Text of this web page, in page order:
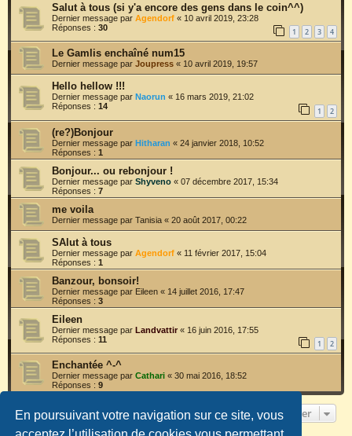
En poursuivant votre navigation sur ce site, vous
Salut à tous (si y'a encore des gens dans le coin^^)
Dernier message par Agendorf « 10 avril 2019, 23:28
Réponses : 30 1 2 3 4
Le Gamlis enchaîné num15
Dernier message par Joupress « 10 avril 2019, 19:57
Hello hellow !!!
Dernier message par Naorun « 16 mars 2019, 21:02
Réponses : 14 1 2
(re?)Bonjour
Dernier message par Hitharan « 24 janvier 2018, 10:52
Réponses : 1
Bonjour... ou rebonjour !
Dernier message par Shyveno « 07 décembre 2017, 15:34
Réponses : 7
me voila
Dernier message par Tanisia « 20 août 2017, 00:22
SAlut à tous
Dernier message par Agendorf « 11 février 2017, 15:04
Réponses : 1
Banzour, bonsoir!
Dernier message par Eileen « 14 juillet 2016, 17:47
Réponses : 3
Eileen
Dernier message par Landvattir « 16 juin 2016, 17:55
Réponses : 11 1 2
Enchantée ^-^
Dernier message par Cathari « 30 mai 2016, 18:52
Réponses : 9
Aller